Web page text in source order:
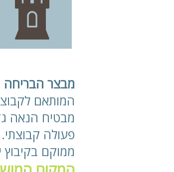
מבצר הבריחה
המותאם
מבטיח הנאה
פעולה קבוצתי.
ממוקם בקיבוץ